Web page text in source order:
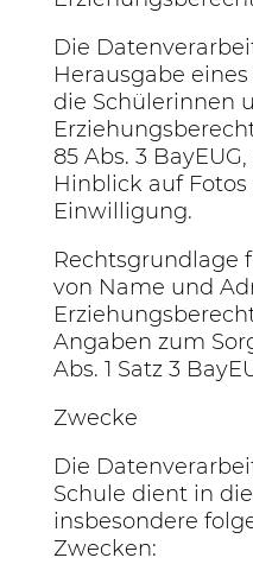
Die
Herausgabe
die Schülerinnen
85 Abs. 3
Hinblick auf
Einwilligung.
Rechtsgrundlage
von Name und
Angaben zum
Abs. 1 Satz 3
Zwecke
Die
Schule dient in
insbesondere
Zwecken: